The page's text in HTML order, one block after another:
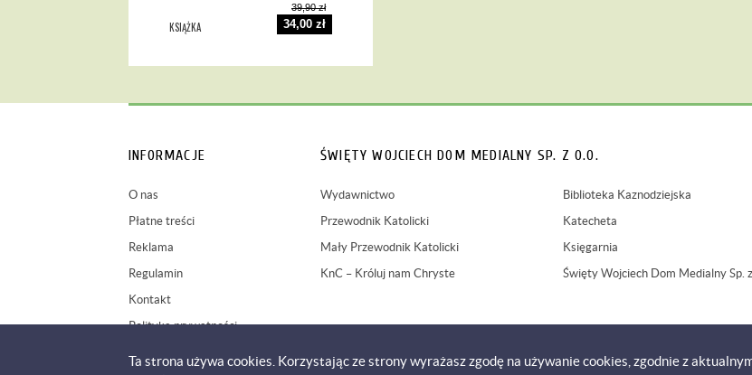
KSIĄŻKA
39,90 zł
34,00 zł
INFORMACJE
O nas
Płatne treści
Reklama
Regulamin
Kontakt
Polityka prywatności
ŚWIĘTY WOJCIECH DOM MEDIALNY SP. Z O.O.
Wydawnictwo
Przewodnik Katolicki
Mały Przewodnik Katolicki
KnC – Króluj nam Chryste
Biblioteka Kaznodziejska
Katecheta
Księgarnia
Święty Wojciech Dom Medialny Sp. z
Ta strona używa cookies. Korzystając ze strony wyrażasz zgodę na używanie cookies, zgodnie z